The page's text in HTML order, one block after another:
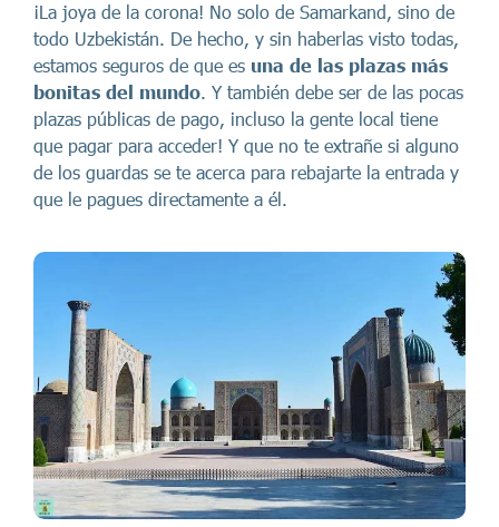
¡La joya de la corona! No solo de Samarkand, sino de
todo Uzbekistán. De hecho, y sin haberlas visto todas,
estamos seguros de que es una de las plazas más
bonitas del mundo. Y también debe ser de las pocas
plazas públicas de pago, incluso la gente local tiene
que pagar para acceder! Y que no te extrañe si alguno
de los guardas se te acerca para rebajarte la entrada y
que le pagues directamente a él.